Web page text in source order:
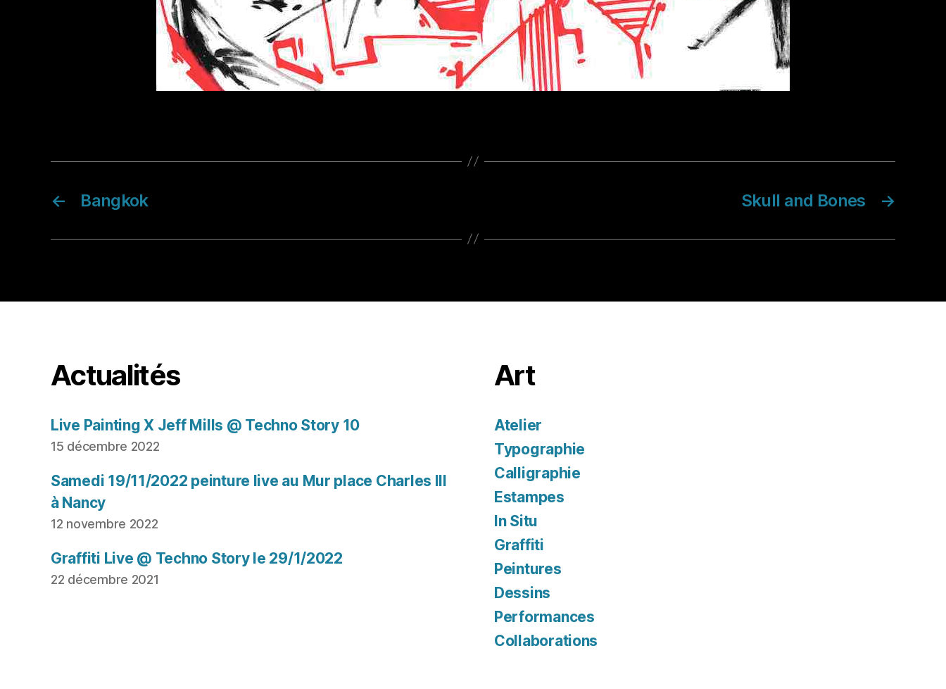
← Bangkok →
Skull and Bones
Actualités
Live Painting X Jeff Mills @ Techno Story 10
15 décembre 2022
Samedi 19/11/2022 peinture live au Mur place Charles III
à Nancy
12 novembre 2022
Graffiti Live @ Techno Story le 29/1/2022
22 décembre 2021
Art
Atelier
Typographie
Calligraphie
Estampes
In Situ
Graffiti
Peintures
Dessins
Performances
Collaborations